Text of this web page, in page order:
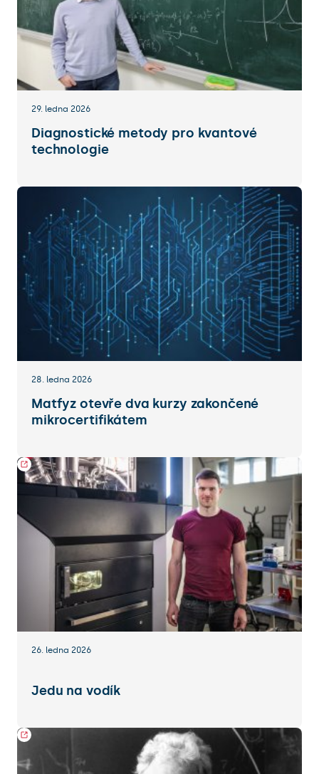
29. ledna 2026
Diagnostické metody pro kvantové
technologie
28. ledna 2026
Matfyz otevře dva kurzy zakončené
mikrocertifikátem
26. ledna 2026
Jedu na vodík